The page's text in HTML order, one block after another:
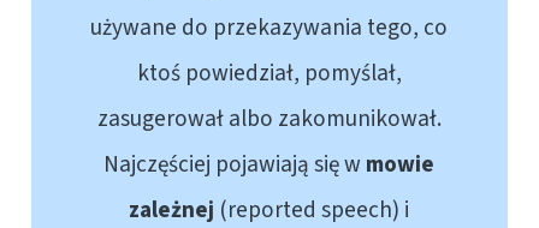
używane do przekazywania tego, co
ktoś powiedział, pomyślał,
zasugerował albo zakomunikował.
Najczęściej pojawiają się wmowie
zależnej (reported speech) i